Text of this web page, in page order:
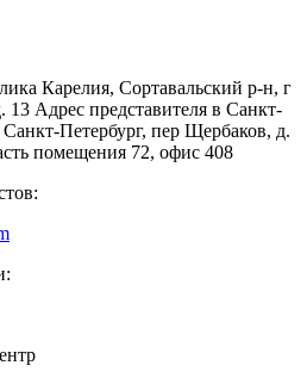
Карелия, Сортавальский р-н, г
Адрес представителя в Санкт-
Петербург, пер Щербаков, д.
помещения 72, офис 408